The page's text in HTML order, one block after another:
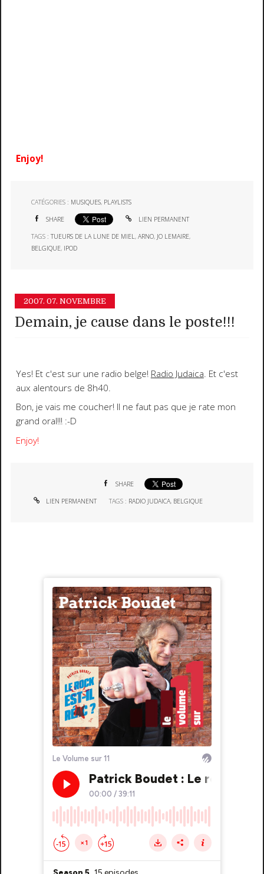
Enjoy!
CATÉGORIES : MUSIQUES, PLAYLISTS
SHARE LIEN PERMANENT
TAGS :TUEURS DE LA LUNE DE MIEL ,ARNO, JO LEMAIRE,
BELGIQUE, IPOD
2007. 07. NOVEMBRE
Demain, je cause dans le poste!!!
Yes! Et c'est sur une radio belge! Radio Judaica. Et c'est
aux alentours de 8h40.
Bon, je vais me coucher! Il ne faut pas que je rate mon
grand oral!!! :-D
Enjoy!
SHARE
LIEN PERMANENT TAGS : RADIO JUDAICA, BELGIQUE